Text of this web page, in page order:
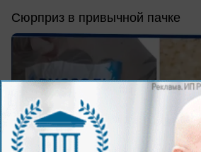
Сюрприз в привычной пачке